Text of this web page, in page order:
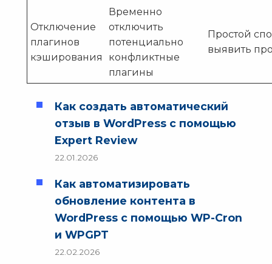
Отключение
плагинов
кэширования
Временно
отключить
потенциально
конфликтные
плагины
Простой
выявить
Как создать автоматический
отзыв в WordPress с помощью
Expert Review
22.01.2026
Как автоматизировать
обновление контента в
WordPress с помощью WP-Cron
и WPGPT
22.02.2026